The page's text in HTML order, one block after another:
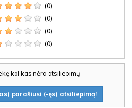
(0)
(0)
(0)
(0)
kol kas nėra atsiliepimų
parašiusi (-ęs) atsiliepimą!